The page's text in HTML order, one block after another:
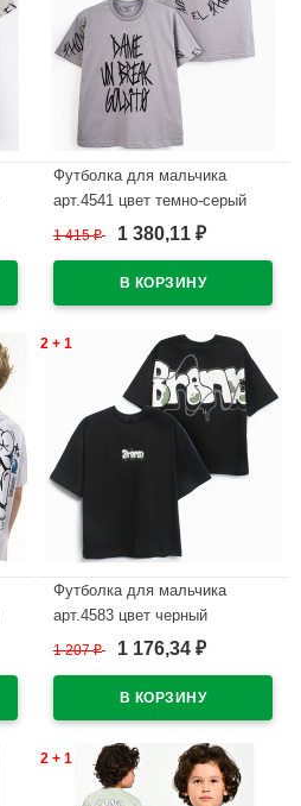
Футболка для мальчика
арт.4541 цвет темно-серый
В наличии
1 415₽ 1 380,11 ₽
2 + 1
Футболка для мальчика
арт.4583 цвет черный
В наличии
1 207₽ 1 176,34 ₽
2 + 1